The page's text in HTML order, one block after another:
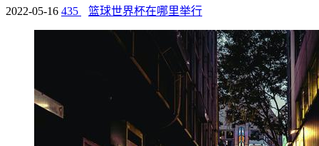
2022-05-16 435 篮球世界杯在哪里举行